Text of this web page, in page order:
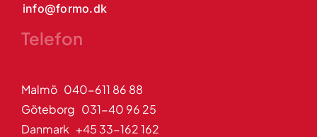
info@formo.dk
Telefon
Malmö 040-611 86 88
Göteborg 031-40 96 25
Danmark +45 33-162 162